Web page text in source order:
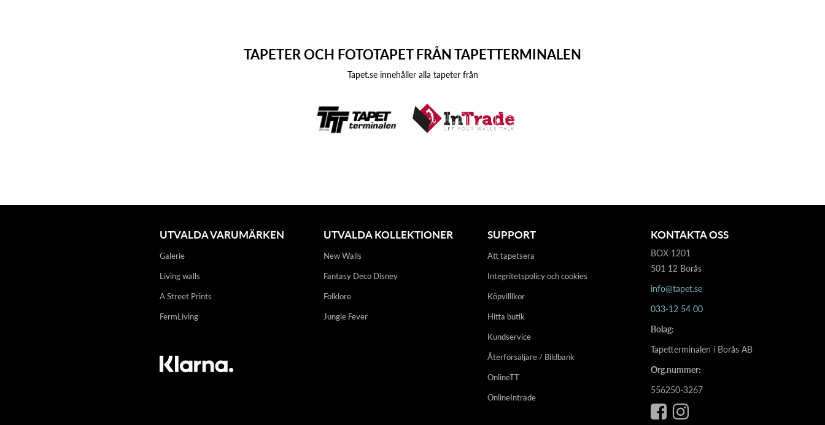
TAPETER OCH FOTOTAPET FRÅN TAPETTERMINALEN
Tapet.se innehåller alla tapeter från
UTVALDA VARUMÄRKEN
Galerie
Living walls
A Street Prints
FermLiving
UTVALDA KOLLEKTIONER
New Walls
Fantasy Deco Disney
Folklore
Jungle Fever
SUPPORT
Att tapetsera
Integritetspolicy och cookies
Köpvilllkor
Hitta butik
Kundservice
Återförsäljare / Bildbank
OnlineTT
OnlineIntrade
KONTAKTA OSS
BOX 1201
501 12 Borås
info@tapet.se
033-12 54 00
Bolag:
Tapetterminalen i Borås AB
Org.nummer:
556250-3267